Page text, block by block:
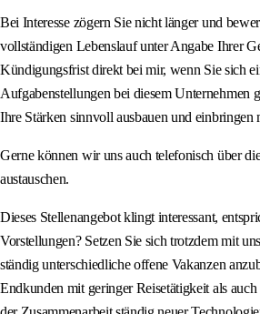
Bei Interesse zögern Sie nicht länger und
vollständigen Lebenslauf unter Angabe Ihrer
Kündigungsfrist direkt bei mir, wenn Sie sich
Aufgabenstellungen bei diesem Unternehmen
Ihre Stärken sinnvoll ausbauen und einbringen
Gerne können wir uns auch telefonisch über
austauschen.
Dieses Stellenangebot klingt interessant,
Vorstellungen? Setzen Sie sich trotzdem mit
ständig unterschiedliche offene Vakanzen
Endkunden mit geringer Reisetätigkeit als